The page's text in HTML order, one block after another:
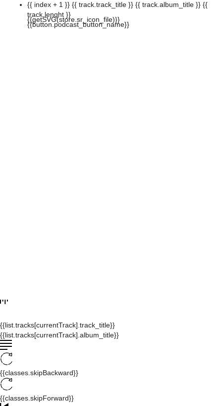
{{ index + 1 }} {{ track.track_title }} {{ track.album_title }} {{
track.lenght }}
{{getSVG(store.sr_icon_file)}}
{{button.podcast_button_name}}
{{list.tracks[currentTrack].track_title}}
{{list.tracks[currentTrack].album_title}}
{{classes.skipBackward}}
{{classes.skipForward}}